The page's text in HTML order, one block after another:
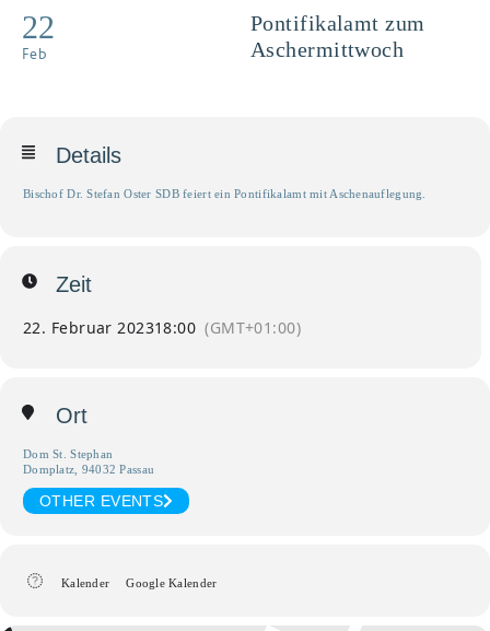
22
Feb
Pontifikalamt zum
Aschermittwoch
Details
Bischof Dr. Stefan Oster SDB feiert ein Pontifikalamt mit Aschenauflegung.
Zeit
22. Februar 202318:00 (GMT+01:00)
Ort
Dom St. Stephan
Domplatz, 94032 Passau
OTHER EVENTS
Kalender Google Kalender